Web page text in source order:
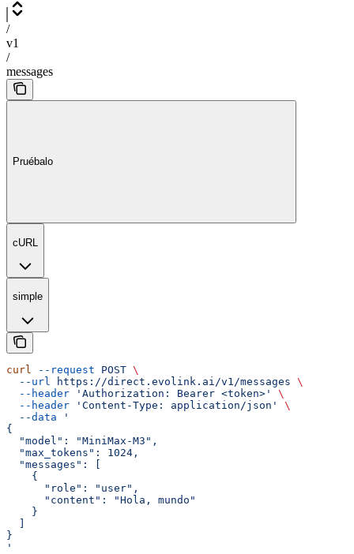
/
v1
/
messages
Pruébalo
cURL
simple
curl --request POST \
  --url
https://direct.evolink.ai/v1/messages \
  --header
'Authorization: Bearer <token>'
\
  --header
'Content-Type: application/json'
\
  --data
'
{
  "model": "MiniMax-M3",
  "max_tokens": 1024,
  "messages": [
    {
      "role": "user",
      "content": "Hola, mundo"
    }
  ]
}
'